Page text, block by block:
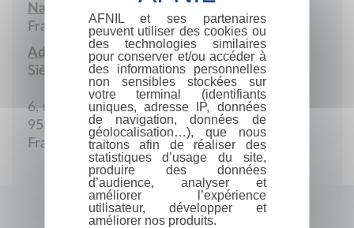
Nationalité :
France
Adresse :
Siège social
6, rue Paul-Valéry
95200 Sarcelles
France
AFNIL et ses partenaires
peuvent utiliser des cookies ou
des technologies similaires
pour conserver et/ou accéder à
des informations personnelles
non sensibles stockées sur
votre terminal (identifiants
uniques, adresse IP, données
de navigation, données de
géolocalisation…), que nous
traitons afin de réaliser des
statistiques d’usage du site,
produire des données
d’audience, analyser et
améliorer l’expérience
utilisateur, développer et
améliorer nos produits.